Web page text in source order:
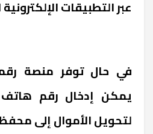
عبر التطبيقات
في حال توفر منصة
يمكن إدخال رقم
لتحويل الأموال إلى